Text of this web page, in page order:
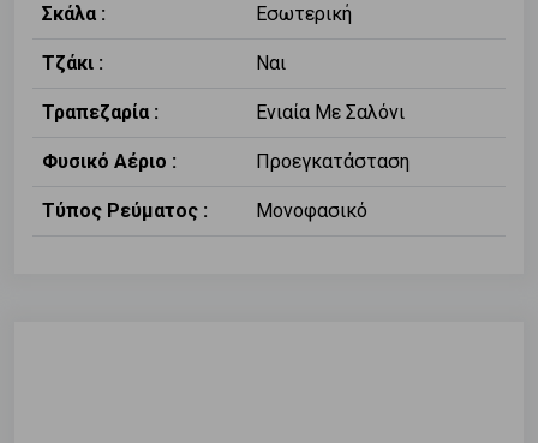
Σκάλα : Εσωτερική
Τζάκι : Ναι
Τραπεζαρία : Ενιαία Με Σαλόνι
Φυσικό Αέριο : Προεγκατάσταση
Τύπος Ρεύματος : Μονοφασικό